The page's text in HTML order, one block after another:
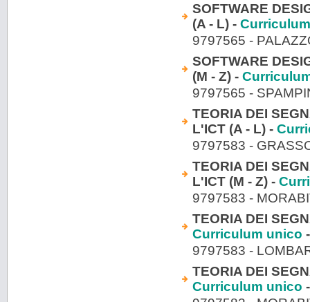
SOFTWARE
(A - L) -
9797565 -
SOFTWARE
(M - Z) -
9797565 -
TEORIA DEI
L'ICT (A - L) -
9797583 -
TEORIA DEI
L'ICT (M - Z) -
9797583 -
TEORIA DEI
Curriculum unico
9797583 -
TEORIA DEI
Curriculum unico